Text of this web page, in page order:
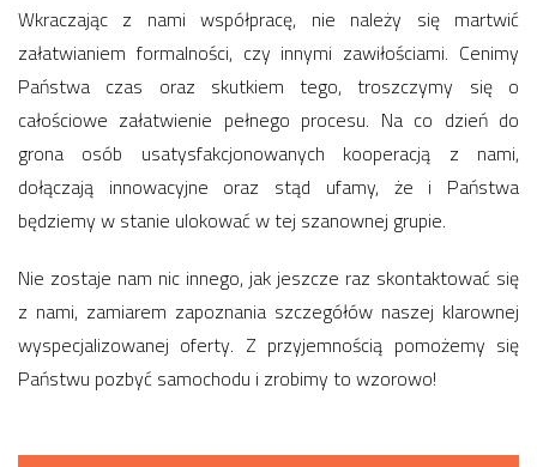
Wkraczając z nami współpracę, nie należy się martwić
załatwianiem formalności, czy innymi zawiłościami. Cenimy
Państwa czas oraz skutkiem tego, troszczymy się o
całościowe załatwienie pełnego procesu. Na co dzień do
grona osób usatysfakcjonowanych kooperacją z nami,
dołączają innowacyjne oraz stąd ufamy, że i Państwa
będziemy w stanie ulokować w tej szanownej grupie.
Nie zostaje nam nic innego, jak jeszcze raz skontaktować się
z nami, zamiarem zapoznania szczegółów naszej klarownej
wyspecjalizowanej oferty. Z przyjemnością pomożemy się
Państwu pozbyć samochodu i zrobimy to wzorowo!